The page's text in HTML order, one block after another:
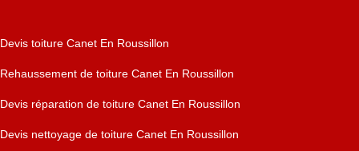
Devis toiture Canet En Roussillon
Rehaussement de toiture Canet En Roussillon
Devis réparation de toiture Canet En Roussillon
Devis nettoyage de toiture Canet En Roussillon